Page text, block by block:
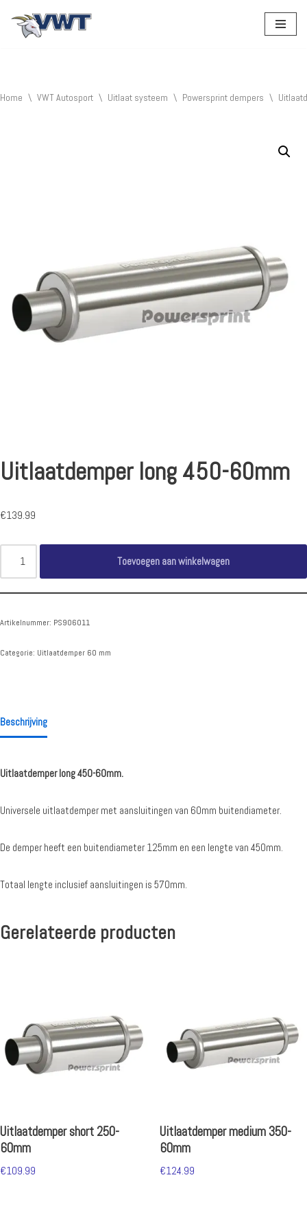
Home \ VWT Autosport \ Uitlaat systeem \ Powersprint dempers \
Uitlaatdemper long 450-60mm
€139.99
Toevoegen aan winkelwagen
Artikelnummer: PS906011
Categorie: Uitlaatdemper 60 mm
Beschrijving
Uitlaatdemper long 450-60mm.
Universele uitlaatdemper met aansluitingen van 60mm buitendiameter.
De demper heeft een buitendiameter 125mm en een lengte van 450mm.
Totaal lengte inclusief aansluitingen is 570mm.
Gerelateerde producten
Uitlaatdemper short 250-
60mm
€109.99
Uitlaatdemper medium 350-
60mm
€124.99